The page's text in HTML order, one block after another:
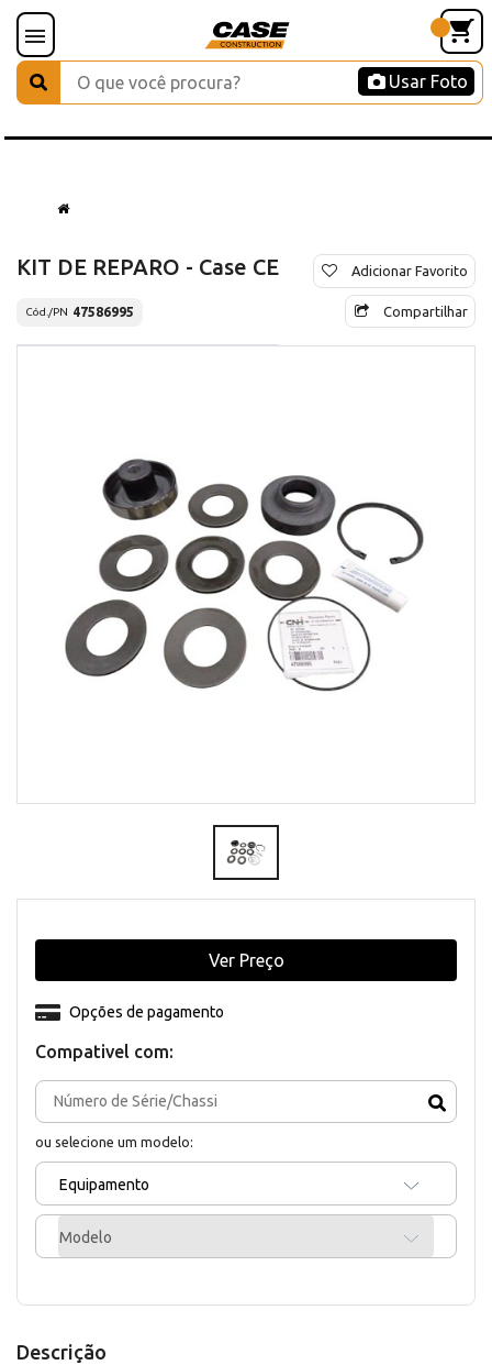
Usar Foto
KIT DE REPARO - Case CE
Cód./PN 47586995
Adicionar Favorito
Compartilhar
Compativel com:
ou selecione um modelo:
Equipamento
Modelo
Opções de pagamento
Ver Preço
Descrição